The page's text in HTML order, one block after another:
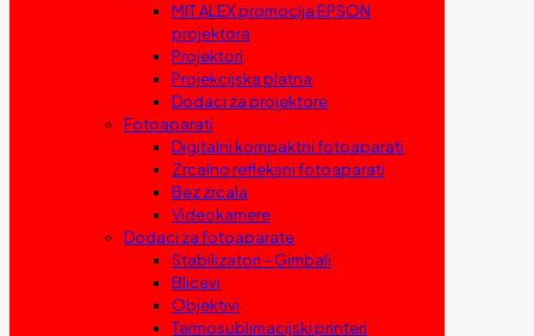
MIT ALEX promocija EPSON
projektora
Projektori
Projekcijska platna
Dodaci za projektore
Fotoaparati
Digitalni kompaktni fotoaparati
Zrcalno refleksni fotoaparati
Bez zrcala
Videokamere
Dodaci za fotoaparate
Stabilizatori – Gimbali
Blicevi
Objektivi
Termosublimacijski printeri